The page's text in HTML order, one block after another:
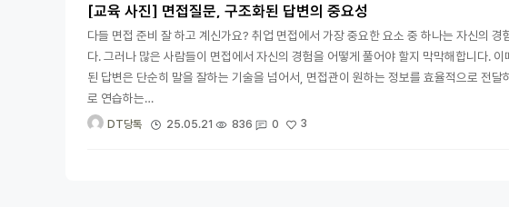
[교육 사진] 면접질문, 구조화된 답변의 중요성
다들 면접 준비 잘 하고 계신가요? 취업 면접에서 가장 중요한 요소 중 하나는 자신의
다. 그러나 많은 사람들이 면접에서 자신의 경험을 어떻게 풀어야 할지 막막해합니다. 이
된 답변은 단순히 말을 잘하는 기술을 넘어서, 면접관이 원하는 정보를 효율적으로 전
로 연습하는…
DT당톡 25.05.21 836 0 3